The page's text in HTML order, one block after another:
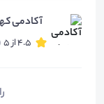
آکادمی
4.5 از 5 (12